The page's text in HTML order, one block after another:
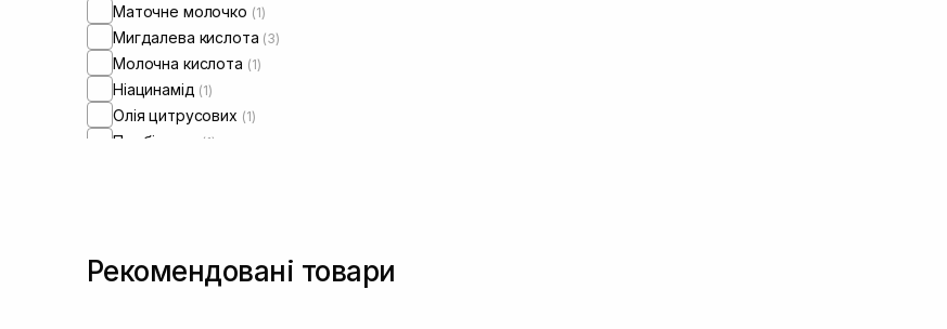
Маточне молочко (1)
Мигдалева кислота (3)
Молочна кислота (1)
Ніацинамід (1)
Олія цитрусових (1)
Пребіотики (1)
Рекомендовані товари